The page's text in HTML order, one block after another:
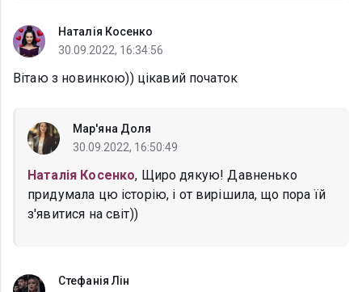
Наталія Косенко
30.09.2022, 16:34:56
Вітаю з новинкою)) цікавий початок
Мар'яна Доля
30.09.2022, 16:50:49
Наталія Косенко, Щиро дякую! Давненько
придумала цю історію, і от вирішила, що пора їй
з'явитися на світ))
Стефанія Лін